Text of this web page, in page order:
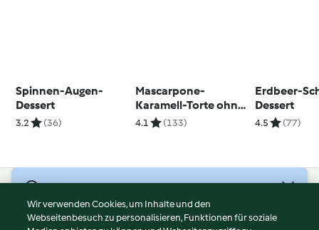
Spinnen-Augen-
Dessert
3.2 (36)
Mascarpone-
Karamell-Torte ohne
Backen
4.1 (133)
Erdbeer-
Dessert
4.5 (77)
Nutzungsbedingungen
Wir verwenden Cookies, um Inhalte und den
Webseitenbesuch zu personalisieren, Funktionen für soziale